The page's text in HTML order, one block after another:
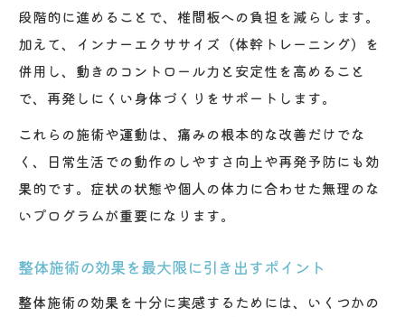
段階的に進めることで、椎間板への負担を減らします。
加えて、インナーエクササイズ（体幹トレーニング）を
併用し、動きのコントロール力と安定性を高めること
で、再発しにくい身体づくりをサポートします。
これらの施術や運動は、痛みの根本的な改善だけでな
く、日常生活での動作のしやすさ向上や再発予防にも効
果的です。症状の状態や個人の体力に合わせた無理のな
いプログラムが重要になります。
整体施術の効果を最大限に引き出すポイント
整体施術の効果を十分に実感するためには、いくつかの